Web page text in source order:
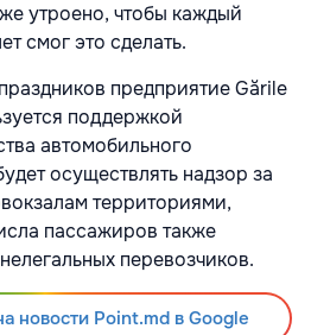
утроено, чтобы каждый
смог это сделать.
предприятие Gările
поддержкой
автомобильного
осуществлять надзор за
территориями,
пассажиров также
перевозчиков.
новости Point.md в Google